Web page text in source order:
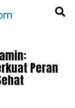
Peran